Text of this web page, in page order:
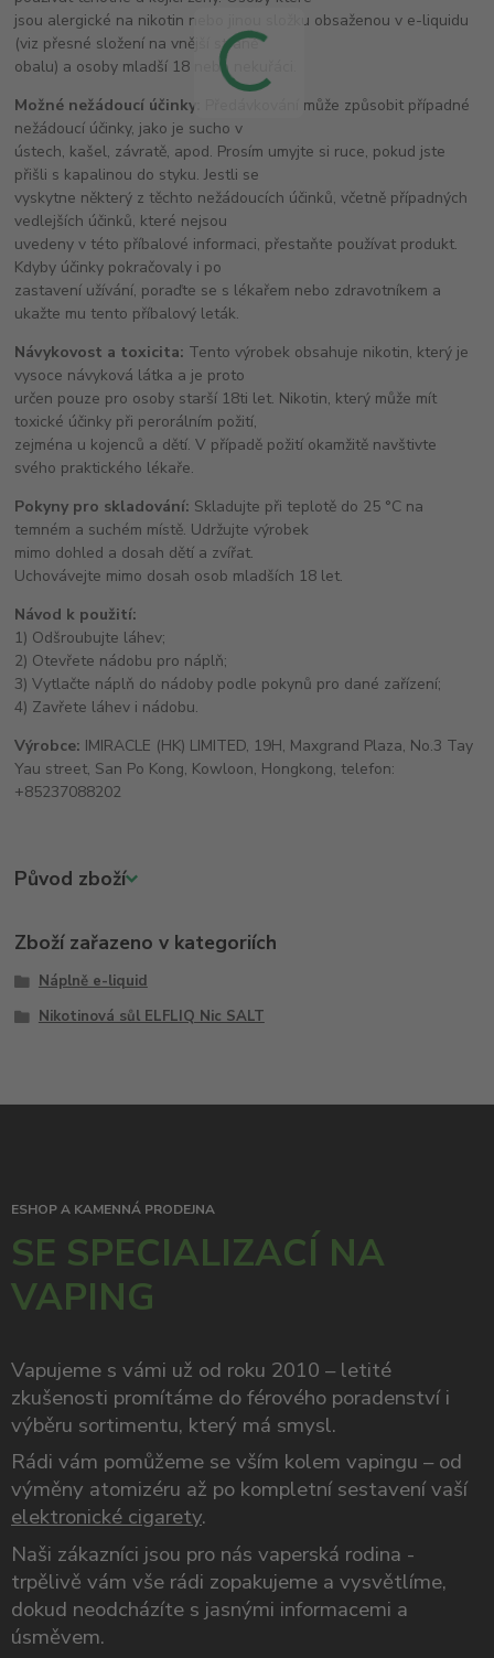
jsou alergické na nikotin nebo jinou složku obsaženou v e-liquidu
(viz přesné složení na vnější straně
obalu) a osoby mladší 18 nebo nekuřáci.
Možné nežádoucí účinky:
Předávkování může způsobit případné
nežádoucí účinky, jako je sucho v
ústech, kašel, závratě, apod. Prosím umyjte si ruce, pokud jste
přišli s kapalinou do styku. Jestli se
vyskytne některý z těchto nežádoucích účinků, včetně případných
vedlejších účinků, které nejsou
uvedeny v této příbalové informaci, přestaňte používat produkt.
Kdyby účinky pokračovaly i po
zastavení užívání, poraďte se s lékařem nebo zdravotníkem a
ukažte mu tento příbalový leták.
Návykovost a toxicita: Tento výrobek obsahuje nikotin, který je
vysoce návyková látka a je proto
určen pouze pro osoby starší 18ti let. Nikotin, který může mít
toxické účinky při perorálním požití,
zejména u kojenců a dětí. V případě požití okamžitě navštivte
svého praktického lékaře.
Pokyny pro skladování: Skladujte při teplotě do 25 °C na
temném a suchém místě. Udržujte výrobek
mimo dohled a dosah dětí a zvířat.
Uchovávejte mimo dosah osob mladších 18 let.
Návod k použití:
1) Odšroubujte láhev;
2) Otevřete nádobu pro náplň;
3) Vytlačte náplň do nádoby podle pokynů pro dané zařízení;
4) Zavřete láhev i nádobu.
Výrobce: IMIRACLE (HK) LIMITED, 19H, Maxgrand Plaza, No.3 Tay
Yau street, San Po Kong, Kowloon, Hongkong, telefon:
+85237088202
Původ zboží
Zboží zařazeno v kategoriích
Náplně e-liquid
Nikotinová sůl ELFLIQ Nic SALT
ESHOP A KAMENNÁ PRODEJNA
SE SPECIALIZACÍ NA
VAPING
Vapujeme s vámi už od roku 2010 – letité
zkušenosti promítáme do férového poradenství i
výběru sortimentu, který má smysl.
Rádi vám pomůžeme se vším kolem vapingu – od
výměny atomizéru až po kompletní sestavení vaší
elektronické cigarety.
Naši zákazníci jsou pro nás vaperská rodina -
trpělivě vám vše rádi zopakujeme a vysvětlíme,
dokud neodcházíte s jasnými informacemi a
úsměvem.